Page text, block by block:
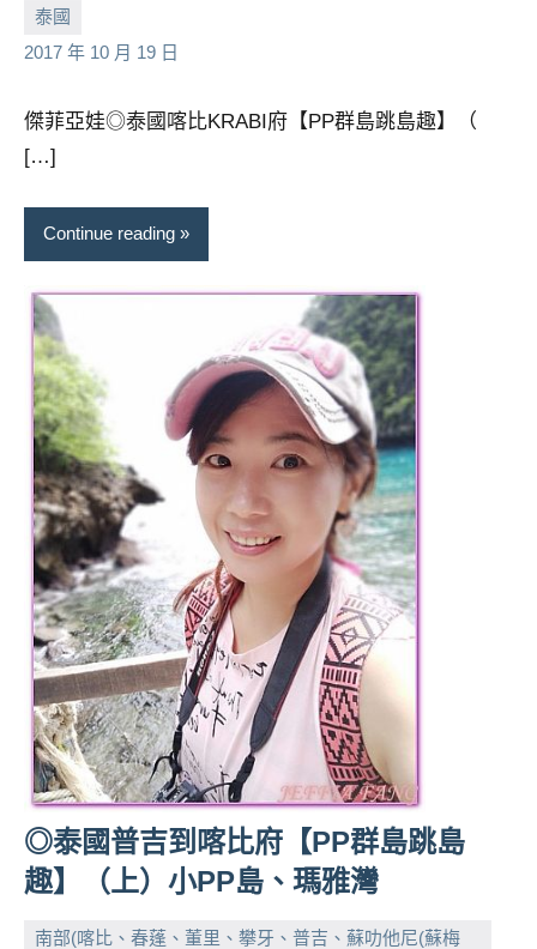
泰國
2017 年 10 月 19 日
小
芳
No
comments
傑菲亞娃◎泰國喀比KRABI府【PP群島跳島趣】（
[…]
Continue reading
◎泰國普吉到喀比府【PP群島跳島
趣】（上）小PP島、瑪雅灣
南部(喀比、春蓬、董里、攀牙、普吉、蘇叻他尼(蘇梅